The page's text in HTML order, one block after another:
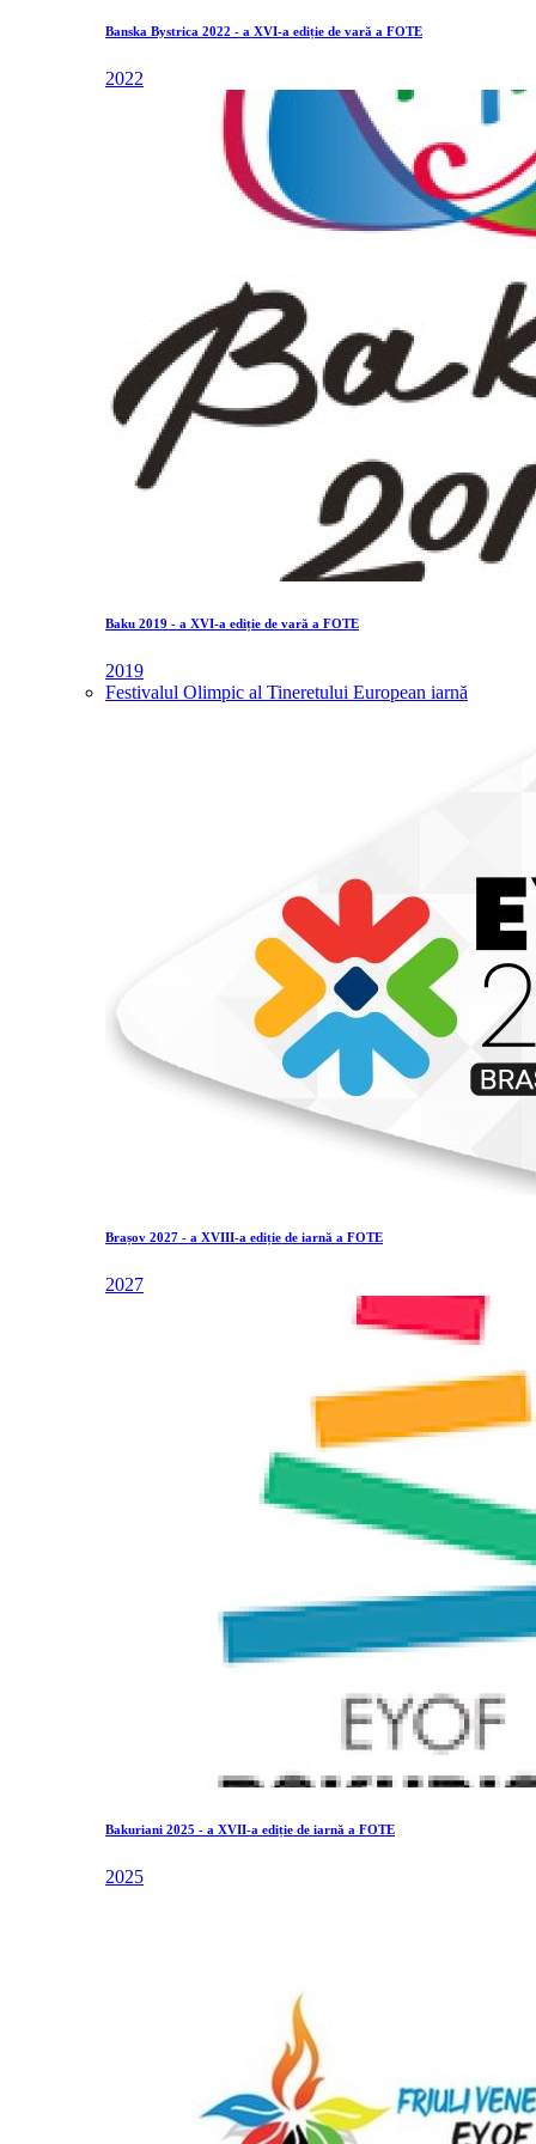
Banska Bystrica 2022 - a XVI-a ediție de vară a FOTE
2022
Baku 2019 - a XVI-a ediție de vară a FOTE
2019
Festivalul Olimpic al Tineretului European iarnă
Brașov 2027 - a XVIII-a ediție de iarnă a FOTE
2027
Bakuriani 2025 - a XVII-a ediție de iarnă a FOTE
2025